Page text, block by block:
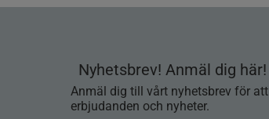
Nyhetsbrev! Anmäl dig här!
Anmäl dig till vårt nyhetsbrev för
erbjudanden och nyheter.